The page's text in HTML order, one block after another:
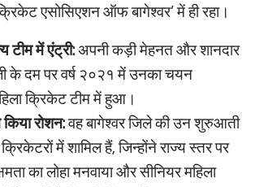
एसोसिएशन ऑफ बागेश्वर’ में ही रहा।
टीम में एंट्री: अपनी कड़ी मेहनत और शानदार
के दम पर वर्ष २०२१ में उनका चयन
क्रिकेट टीम में हुआ।
रोशन:वह बागेश्वर जिले की उन शुरुआती
में शामिल हैं, जिन्होंने राज्य स्तर पर
का लोहा मनवाया और सीनियर महिला